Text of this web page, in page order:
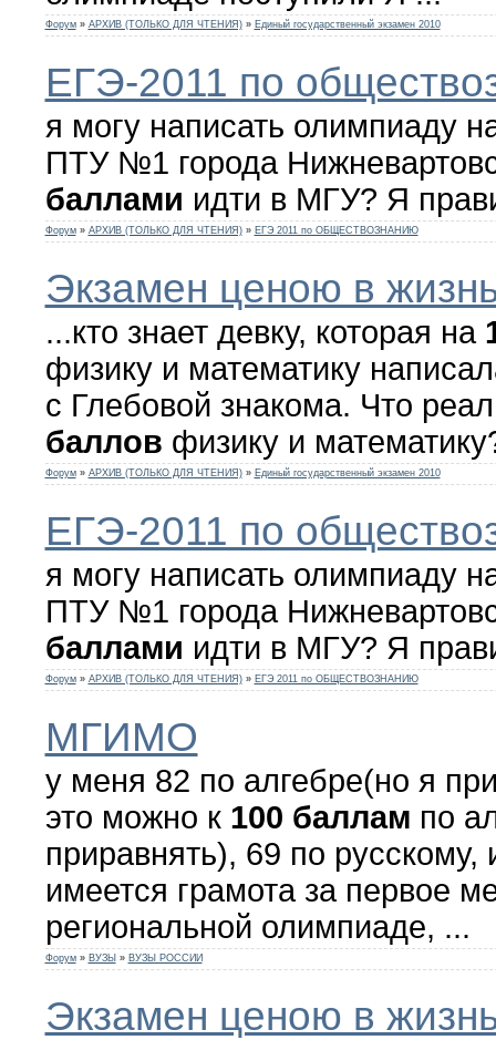
Форум » АРХИВ (ТОЛЬКО ДЛЯ ЧТЕНИЯ) » Единый государственный экзамен 2010
ЕГЭ-2011 по
я могу написать олимпиаду
ПТУ №1 города
баллами идти в МГУ? Я
Форум » АРХИВ (ТОЛЬКО ДЛЯ ЧТЕНИЯ) » ЕГЭ 2011 по ОБЩЕСТВОЗНАНИЮ
Экзамен ценою в
...кто знает девку, которая на
физику и математику
с Глебовой знакома. Что
баллов физику и
Форум » АРХИВ (ТОЛЬКО ДЛЯ ЧТЕНИЯ) » Единый государственный экзамен 2010
ЕГЭ-2011 по
я могу написать олимпиаду
ПТУ №1 города
баллами идти в МГУ? Я
Форум » АРХИВ (ТОЛЬКО ДЛЯ ЧТЕНИЯ) » ЕГЭ 2011 по ОБЩЕСТВОЗНАНИЮ
МГИМО
у меня 82 по алгебре(но я
это можно к 100 баллам по
приравнять), 69 по
имеется грамота за первое
региональной олимпиаде, ...
Форум » ВУЗЫ » ВУЗЫ РОССИИ
Экзамен ценою в